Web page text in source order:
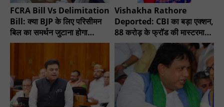
FCRA Bill Vs Delimitation
Bill: क्या BJP के लिए परिसीमन
बिल का समर्थन जुटाना होगा
मुश्किल?
Vishakha Rathore
Deported: CBI का बड़ा एक्शन,
88 करोड़ के फ्रॉड की मास्टरमाइंड
गिरफ्तार